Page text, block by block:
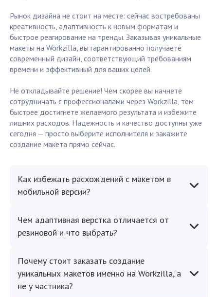
Рынок дизайна не стоит на месте: сейчас востребованы
креативность, адаптивность к новым форматам и
быстрое реагирование на тренды. Заказывая уникальные
макеты на Workzilla, вы гарантированно получаете
современный дизайн, соответствующий требованиям
времени и эффективный для ваших целей.
Не откладывайте решение! Чем скорее вы начнете
сотрудничать с профессионалами через Workzilla, тем
быстрее достигнете желаемого результата и избежите
лишних расходов. Надежность и качество доступны уже
сегодня — просто выберите исполнителя и закажите
создание макета прямо сейчас.
Как избежать расхождений с макетом в
мобильной версии?
Чем адаптивная верстка отличается от
резиновой и что выбрать?
Почему стоит заказать создание
уникальных макетов именно на Workzilla, а
не у частника?